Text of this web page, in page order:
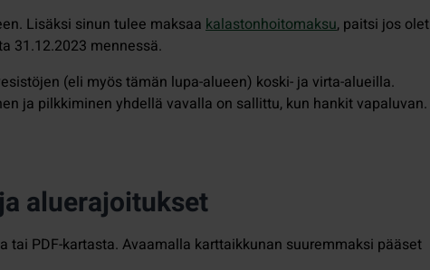
Lisäksi sinun tulee maksaa kalastonhoitomaksu, paitsi jos olet
31.12.2023 mennessä.
(eli myös tämän lupa-alueen) koski- ja virta-alueilla.
ja pilkkiminen yhdellä vavalla on sallittu, kun hankit vapaluvan.
aluerajoitukset
PDF-kartasta. Avaamalla karttaikkunan suuremmaksi pääset